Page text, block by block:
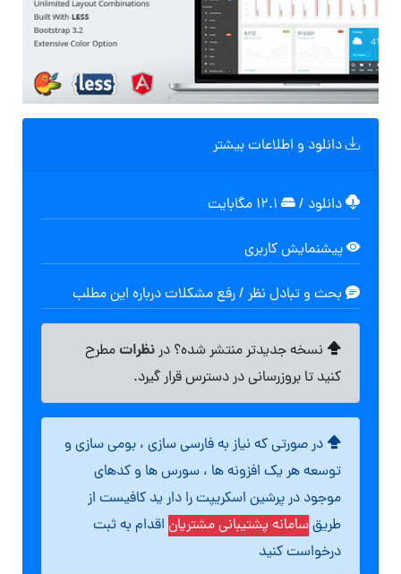
دانلود و اطلاعات بیشتر
دانلود /
پیشنمایش کاربری
بحث و تبادل نظر / رفع مشکلات درباره این مطلب
نسخه جدیدتر منتشر شده؟ درنظراتمطرح
کنید تا بروزرسانی در دسترس قرار گیرد.
در صورتی که نیاز به فارسی سازی ، بومی سازی و
توسعه هر یک افزونه ها ، سورس ها و کدهای
موجود در پرشین اسکریپت را دار ید کافیست از
طریقسامانه پشتیبانی مشتریان اقدام به ثبت
درخواست کنید